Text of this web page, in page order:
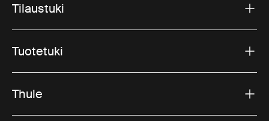
Tilaustuki
Tuotetuki
Thule